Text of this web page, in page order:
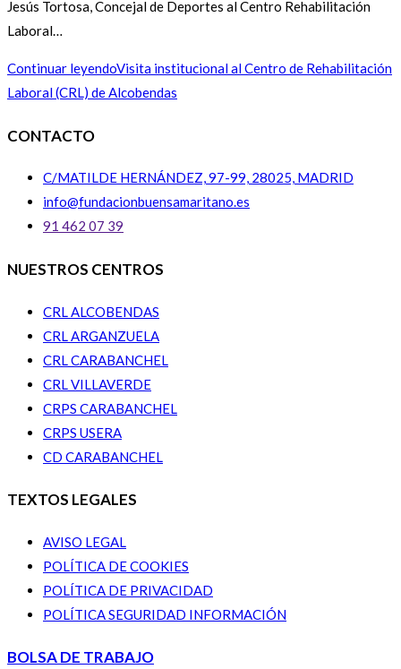
Jesús Tortosa, Concejal de Deportes al Centro Rehabilitación
Laboral…
Continuar leyendoVisita institucional al Centro de Rehabilitación
Laboral (CRL) de Alcobendas
CONTACTO
C/MATILDE HERNÁNDEZ, 97-99, 28025, MADRID
info@fundacionbuensamaritano.es
91 462 07 39
NUESTROS CENTROS
CRL ALCOBENDAS
CRL ARGANZUELA
CRL CARABANCHEL
CRL VILLAVERDE
CRPS CARABANCHEL
CRPS USERA
CD CARABANCHEL
TEXTOS LEGALES
AVISO LEGAL
POLÍTICA DE COOKIES
POLÍTICA DE PRIVACIDAD
POLÍTICA SEGURIDAD INFORMACIÓN
BOLSA DE TRABAJO